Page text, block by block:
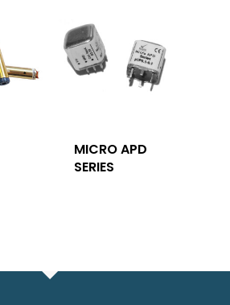
MICRO APD
SERIES